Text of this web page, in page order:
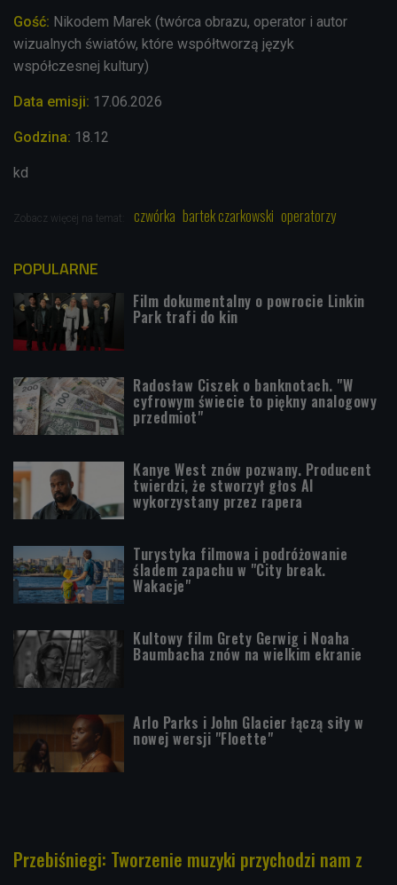
Gość: Nikodem Marek (twórca obrazu, operator i autor
wizualnych światów, które współtworzą język
współczesnej kultury)
Data emisji: 17.06.2026
Godzina: 18.12
kd
Zobacz więcej na temat: czwórka bartek czarkowski operatorzy
POPULARNE
Film dokumentalny o powrocie Linkin
Park trafi do kin
Radosław Ciszek o banknotach. "W
cyfrowym świecie to piękny analogowy
przedmiot"
Kanye West znów pozwany. Producent
twierdzi, że stworzył głos AI
wykorzystany przez rapera
Turystyka filmowa i podróżowanie
śladem zapachu w "City break.
Wakacje"
Kultowy film Grety Gerwig i Noaha
Baumbacha znów na wielkim ekranie
Arlo Parks i John Glacier łączą siły w
nowej wersji "Floette"
Przebiśniegi: Tworzenie muzyki przychodzi nam z